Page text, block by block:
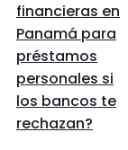
financieras en
Panamá para
préstamos
personales si
los bancos te
rechazan?